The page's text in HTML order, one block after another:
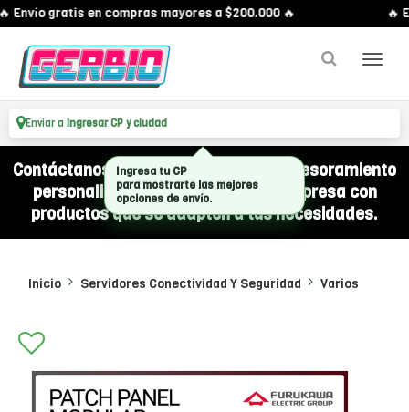
Envío gratis en compras mayores a $200.000 🔥 🔥
Enviar a Ingresar CP y ciudad
Contáctanos por WhatsApp y recibí asesoramiento
personalizado para equipar a tu empresa con
productos que se adapten a tus necesidades.
Inicio Servidores Conectividad Y Seguridad Varios
Ingresa tu CP
para mostrarte las mejores
opciones de envío.